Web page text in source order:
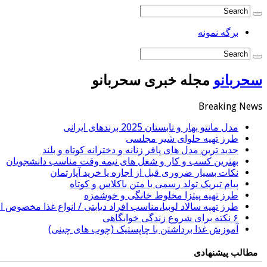
برگه نمونه
سحربانو مجله خبری سحربانو
Breaking News
مدل مانتو بهار و تابستان 2025 برندهای ایرانی
طرز تهیه حلوای شیر مجلسی
جدید ترین مدل های پافر زنانه و دخترانه کوتاه و بلند
بهترین کسب و کار و شغل های نیمه وقت مناسب دانشجویان
نکات بسیار ضروری قبل از اجاره یا خرید آپارتمان
پیام تبریک تولد رسمی با متن باکلاس و کوتاه
طرز تهیه پیتزا مخلوط خانگی و خوشمزه
طرز تهیه سالاد لوبیا،مناسب افراد دیابتی / انواع غذا مخصوص
۶ نکته برای شروع زندگی خوابگاهی
آموزش غذا برداشتن با چاپستیک (چوب های چینی)
مطالب پیشنهادی